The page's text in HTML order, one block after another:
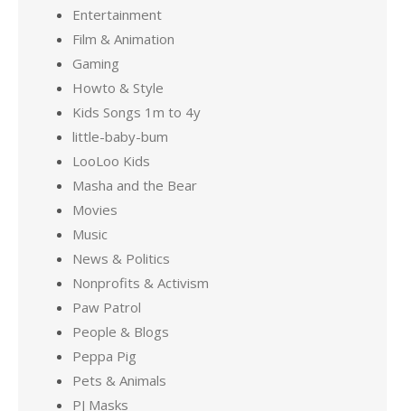
Entertainment
Film & Animation
Gaming
Howto & Style
Kids Songs 1m to 4y
little-baby-bum
LooLoo Kids
Masha and the Bear
Movies
Music
News & Politics
Nonprofits & Activism
Paw Patrol
People & Blogs
Peppa Pig
Pets & Animals
PJ Masks